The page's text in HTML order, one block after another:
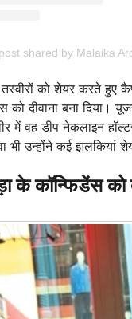
shared by Malaika
तस्वीरों को शेयर करते
को दीवाना बना
में वह डीप नेकलाइन
भी उन्होंने कई झलकियां
के कॉन्फिडेंस